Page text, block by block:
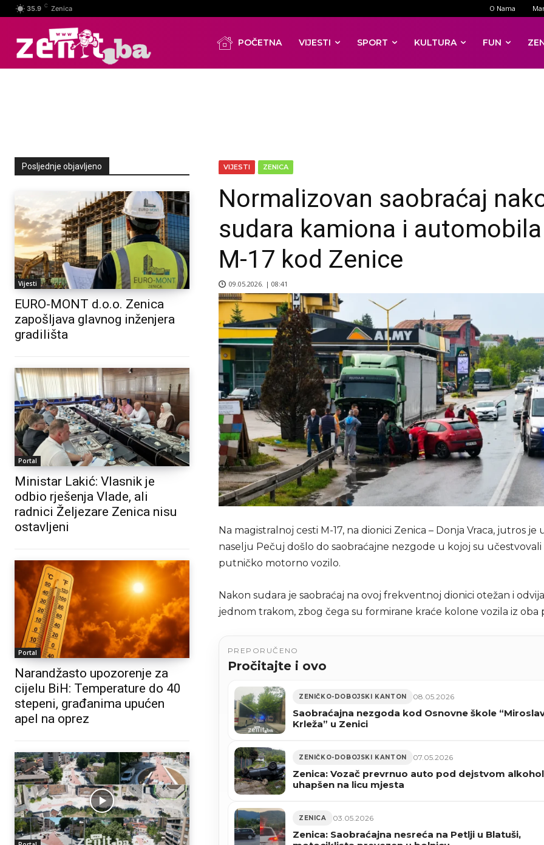
35.9 C Zenica O Nama
POČETNA VIJESTI SPORT KULTURA FUN
Posljednje objavljeno
Vijesti
EURO-MONT d.o.o. Zenica
zapošljava glavnog inženjera
gradilišta
Portal
Ministar Lakić: Vlasnik je
odbio rješenja Vlade, ali
radnici Željezare Zenica nisu
ostavljeni
Portal
Narandžasto upozorenje za
cijelu BiH: Temperature do 40
stepeni, građanima upućen
apel na oprez
VIJESTI ZENICA
Normalizovan saobraćaj
sudara kamiona i
M-17 kod Zenice
09.05.2026. | 08:41
Na magistralnoj cesti M-17, na dionici Zenica – Donja Vraca, jutros je
naselju Pečuj došlo do saobraćajne nezgode u kojoj su
putničko motorno vozilo.
Nakon sudara je saobraćaj na ovoj frekventnoj dionici otežan i
jednom trakom, zbog čega su formirane kraće kolone vozila iz oba
PREPORUČENO
Pročitajte i ovo
ZENIČKO-DOBOJSKI KANTON 08.05.2026
Saobraćajna nezgoda kod Osnovne škole
Krleža” u Zenici
ZENIČKO-DOBOJSKI KANTON 07.05.2026
Zenica: Vozač prevrnuo auto pod dejstvom
uhapšen na licu mjesta
ZENICA 03.05.2026
Zenica: Saobraćajna nesreća na Petlji u Blatuši,